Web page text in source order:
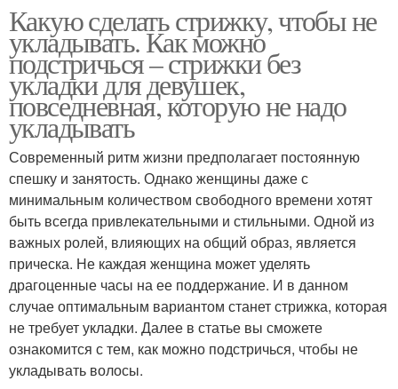
Какую сделать стрижку, чтобы не
укладывать. Как можно
подстричься – стрижки без
укладки для девушек,
повседневная, которую не надо
укладывать
Современный ритм жизни предполагает постоянную
спешку и занятость. Однако женщины даже с
минимальным количеством свободного времени хотят
быть всегда привлекательными и стильными. Одной из
важных ролей, влияющих на общий образ, является
прическа. Не каждая женщина может уделять
драгоценные часы на ее поддержание. И в данном
случае оптимальным вариантом станет стрижка, которая
не требует укладки. Далее в статье вы сможете
ознакомится с тем, как можно подстричься, чтобы не
укладывать волосы.